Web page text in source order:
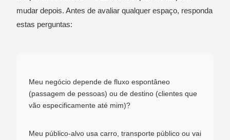
mudar depois. Antes de avaliar qualquer espaço, responda
estas perguntas:
Meu negócio depende de fluxo espontâneo
(passagem de pessoas) ou de destino (clientes que
vão especificamente até mim)?
Meu público-alvo usa carro, transporte público ou vai